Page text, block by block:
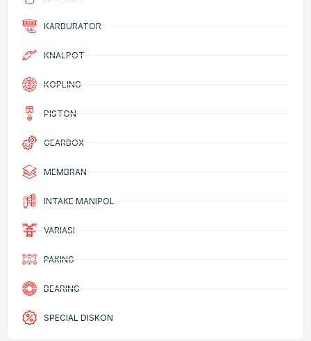
KARBURATOR
KNALPOT
KOPLING
PISTON
GEARBOX
MEMBRAN
INTAKE MANIPOL
VARIASI
PAKING
BEARING
SPECIAL DISKON